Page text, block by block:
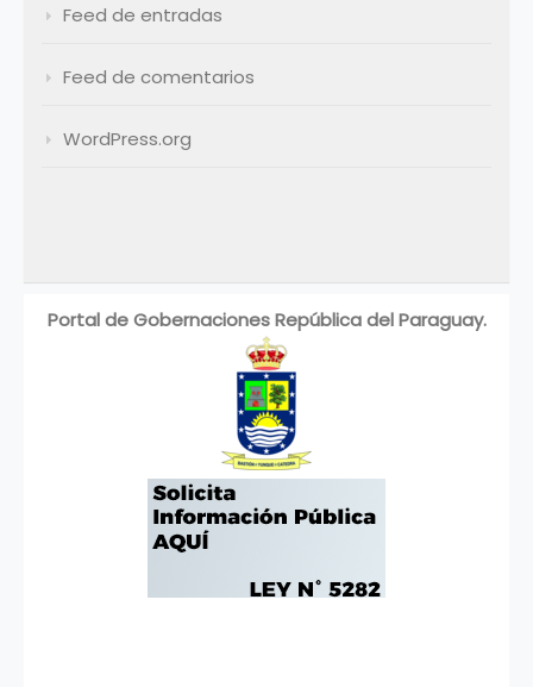
Feed de entradas
Feed de comentarios
WordPress.org
Portal de Gobernaciones República del Paraguay.